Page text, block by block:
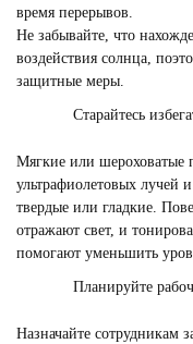
время перерывов.
Не забывайте, что
воздействия солнца,
защитные меры.
Старайтесь
Мягкие или шероховатые
ультрафиолетовых лучей
твердые или гладкие.
отражают свет, и
помогают уменьшить
Планируйте
Назначайте сотрудникам